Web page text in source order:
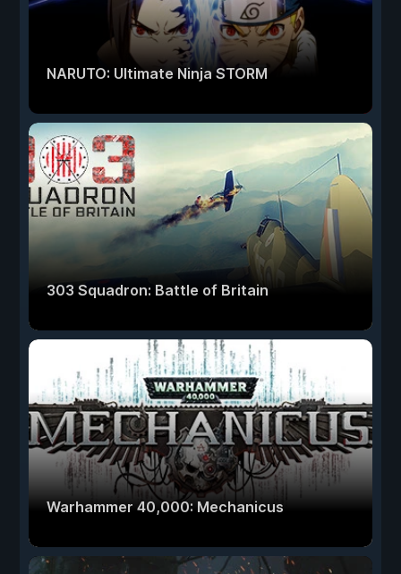
NARUTO: Ultimate Ninja STORM
303 Squadron: Battle of Britain
Warhammer 40,000: Mechanicus